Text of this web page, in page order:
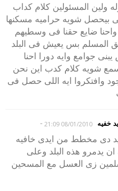
ولين المسئولين كلام كداب
بيحصل شويه حراميه مسكنها
ضايع حقنا فى وسطيهم
المسلم بس يعيش فى البلد
جوامع وايه دورا احنا
شويه كلام كدب اين نحن
وافتكروا ايه اللى حصل فى
خفيه 08/01/2010 21:09
-
دى مخطط من ايدى خافيه
ان يدمرو هذه البلد وعلى
زى العسل مع المسحين